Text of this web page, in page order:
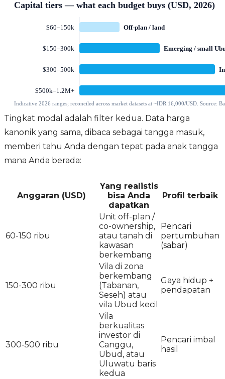
Tingkat modal adalah filter kedua. Data harga
kanonik yang sama, dibaca sebagai tangga masuk,
memberi tahu Anda dengan tepat pada anak tangga
mana Anda berada:
Anggaran (USD)
Yang realistis
bisa Anda
dapatkan
Profil terbaik
60-150 ribu
Unit off-plan /
co-ownership,
atau tanah di
kawasan
berkembang
Pencari
pertumbuhan
(sabar)
150-300 ribu
Vila di zona
berkembang
(Tabanan,
Seseh) atau
vila Ubud kecil
Gaya hidup +
pendapatan
300-500 ribu
Vila
berkualitas
investor di
Canggu,
Ubud, atau
Uluwatu baris
kedua
Pencari imbal
hasil